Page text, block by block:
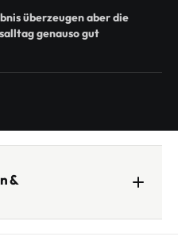
überzeugen aber die
genauso gut
&